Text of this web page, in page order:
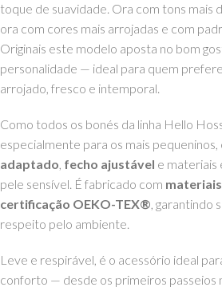
toque de suavidade. Ora com tons mais
ora com cores mais arrojadas e com
Originais este modelo aposta no bom
personalidade — ideal para quem
arrojado, fresco e intemporal.
Como todos os bonés da linha Hello
especialmente para os mais pequeninos,
adaptado, fecho ajustável e materiais
pele sensível. É fabricado com
certificação OEKO-TEX®, garantindo
respeito pelo ambiente.
Leve e respirável, é o acessório ideal
conforto — desde os primeiros passeios